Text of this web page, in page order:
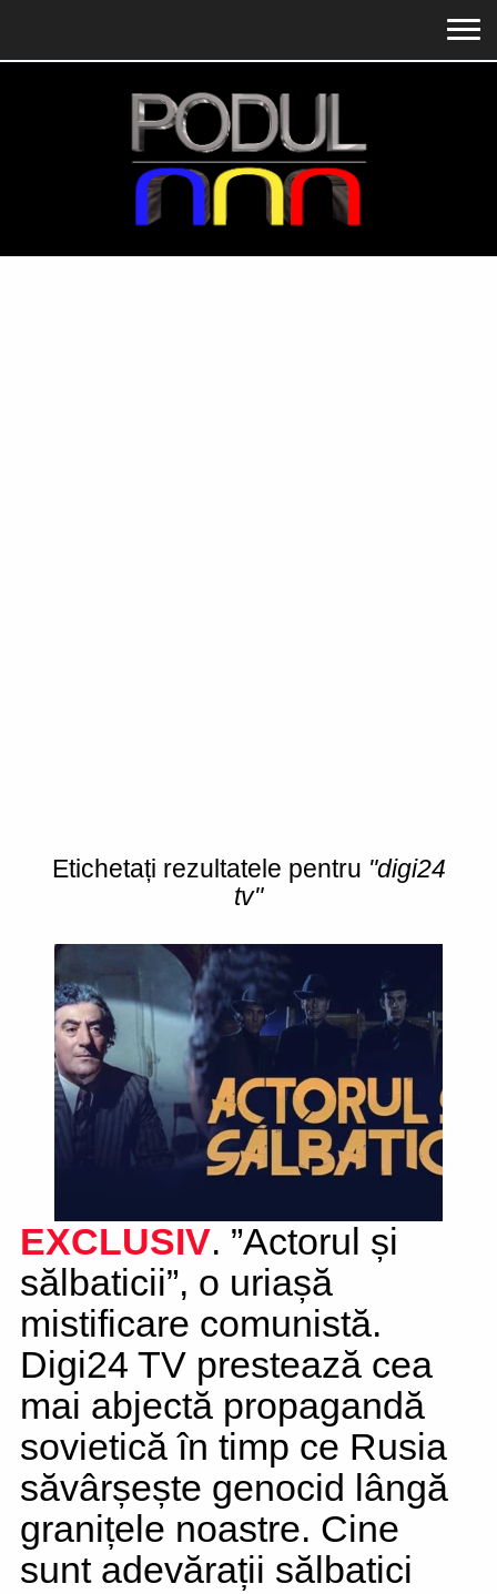
Etichetați rezultatele pentru "digi24
tv"
EXCLUSIV. ”Actorul și
sălbaticii”, o uriașă
mistificare comunistă.
Digi24 TV prestează cea
mai abjectă propagandă
sovietică în timp ce Rusia
săvârșește genocid lângă
granițele noastre. Cine
sunt adevărații sălbatici